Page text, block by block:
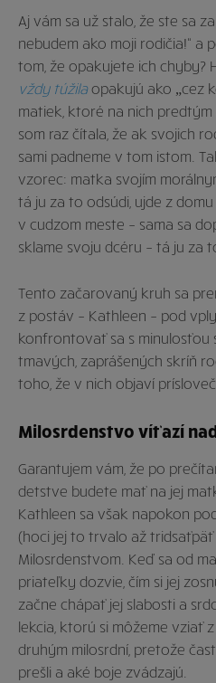
Aj vám sa už stalo, že ste sa
nebudem ako moji rodičia!“ a
tom, že opakujete ich chyby?
vždy túžila opakujú ako „cez
matiek, ktoré na nich predtým
som raz čítala, že ak svojich
sami padneme v tom istom.
vzorec: matka svojím
tá ju za to odsúdi, ujde z
v cudzom meste – sama sa
sklame svoju dcéru – tá ju za
Tento začarovaný kruh sa
z postáv – Kathleen – pod
konfrontovať sa s minulosťou
tmavých, zaprášených skríň
toho, že v nich objaví
Milosrdenstvo víťazí
Garantujem vám, že po
detstve budete mať na jej
Kathleen sa však napokon
(hoci jej to trvalo až
Milosrdenstvom. Keď sa od
priateľky dozvie, čím si jej
začne chápať jej slabosti a
lekcia, ktorú si môžeme vziať
druhým milosrdní, pretože
prešli a aké boje zvádzajú.